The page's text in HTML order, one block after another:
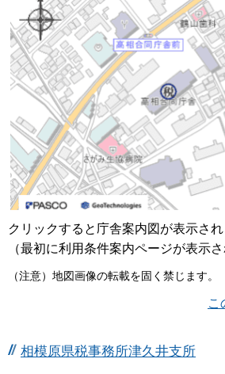
クリックすると庁舎案内図が表示され
（最初に利用条件案内ページが表示さ
（注意）地図画像の転載を固く禁じます。
こ
相模原県税事務所津久井支所